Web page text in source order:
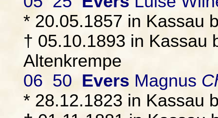
* 20.05.1857 in Kassau
† 05.10.1893 in Kassau
Altenkrempe
06 50 Evers Magnus
* 28.12.1823 in Kassau